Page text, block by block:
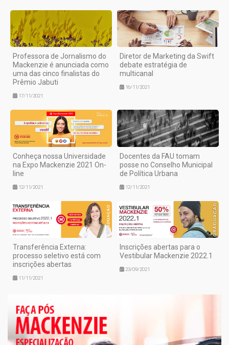
Professora de Jornalismo do
Mackenzie é anunciada como
uma das cinco finalistas do
Prêmio Jabuti
17/11/2021
Diretor de Marketing da Swift
debate estratégia de
multicanal
16/11/2021
Conheça nossa Universidade
na Expo Mackenzie 2021 On-
line
12/11/2021
Docentes da FAU tomam
posse no Conselho Municipal
de Política Urbana
12/11/2021
Transferência Externa:
processo seletivo está com
inscrições abertas
11/11/2021
Inscrições abertas para o
Vestibular Mackenzie 2022.1
23/09/2021